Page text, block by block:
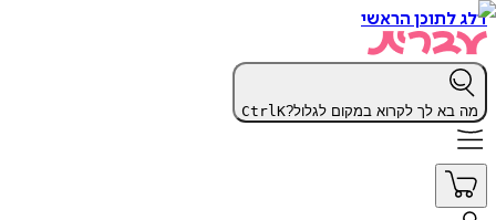
דלג לתוכן הראשי
מה בא לך לקרוא במקום לגלול? CtrlK